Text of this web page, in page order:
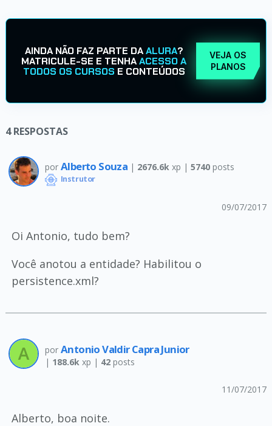
AINDA NÃO FAZ PARTE DAALURA?
MATRICULE-SE E TENHAACESSO A
TODOS OS CURSOS E CONTEÚDOS
VEJA OS
PLANOS
4RESPOSTAS
por Alberto Souza | 2676.6k xp | 5740posts
Instrutor
09/07/2017
Oi Antonio, tudo bem?
Você anotou a entidade? Habilitou o
persistence.xml?
por Antonio Valdir Capra Junior
| 188.6kxp | 42posts
11/07/2017
Alberto, boa noite.